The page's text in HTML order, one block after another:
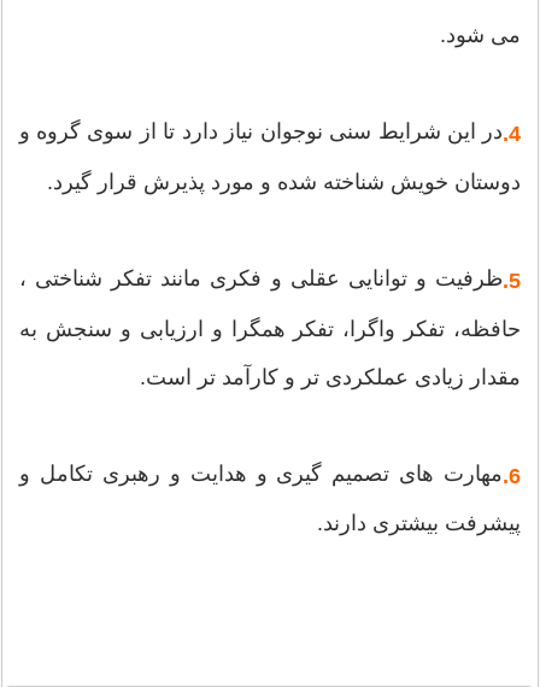
می شود.
4. در این شرایط سنی نوجوان نیاز دارد تا از سوی گروه و
دوستان خویش شناخته شده و مورد پذیرش قرار گیرد.
5. ظرفیت و توانایی عقلی و فکری مانند تفکر شناختی ،
حافظه، تفکر واگرا، تفکر همگرا و ارزیابی و سنجش به
مقدار زیادی عملکردی تر و کارآمد تر است.
6. مهارت های تصمیم گیری و هدایت و رهبری تکامل و
پیشرفت بیشتری دارند.